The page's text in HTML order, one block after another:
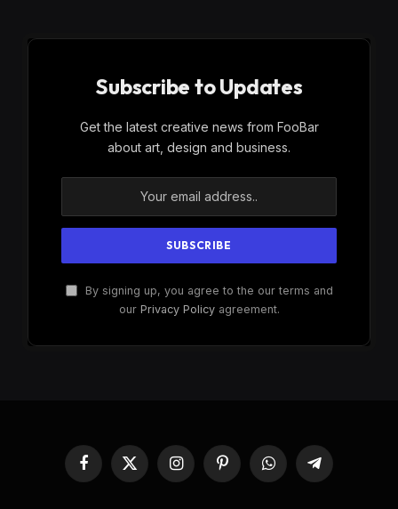
Subscribe to Updates
Get the latest creative news from FooBar
about art, design and business.
By signing up, you agree to the our terms and
our Privacy Policyagreement.
Facebook
X
(Twitter)
InstagramPinterestWhatsAppTelegram